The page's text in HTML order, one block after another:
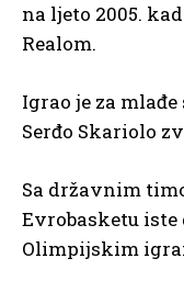
na ljeto 2005.
Realom.
Igrao je za mlađe
Serđo Skariolo
Sa državnim
Evrobasketu iste
Olimpijskim